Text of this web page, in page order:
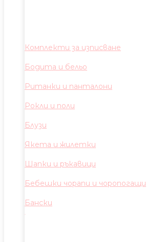
Комплекти за изписване
Бодита и бельо
Ританки и панталони
Рокли и поли
Блузи
Якета и жилетки
Шапки и ръкавици
Бебешки чорапи и чоропогащи
Бански